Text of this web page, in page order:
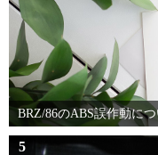
BRZ/86のABS誤作動に
5